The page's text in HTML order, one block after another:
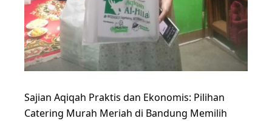
Sajian Aqiqah Praktis dan Ekonomis: Pilihan
Catering Murah Meriah di Bandung Memilih